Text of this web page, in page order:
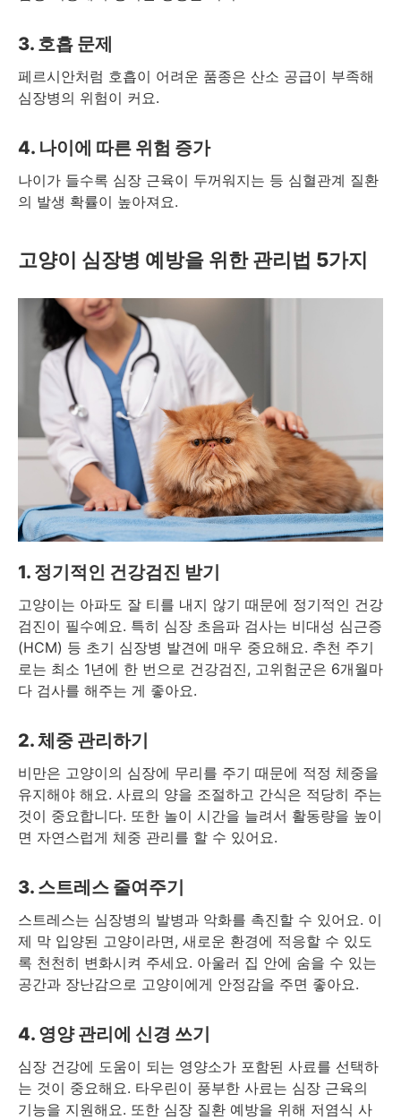
3. 호흡 문제
페르시안처럼 호흡이 어려운 품종은 산소 공급이 부족해
심장병의 위험이 커요.
4. 나이에 따른 위험 증가
나이가 들수록 심장 근육이 두꺼워지는 등 심혈관계 질환
의 발생 확률이 높아져요.
고양이 심장병 예방을 위한 관리법 5가지
1. 정기적인 건강검진 받기
고양이는 아파도 잘 티를 내지 않기 때문에 정기적인 건강
검진이 필수예요. 특히 심장 초음파 검사는 비대성 심근증
(HCM) 등 초기 심장병 발견에 매우 중요해요. 추천 주기
로는 최소 1년에 한 번으로 건강검진, 고위험군은 6개월마
다 검사를 해주는 게 좋아요.
2. 체중 관리하기
비만은 고양이의 심장에 무리를 주기 때문에 적정 체중을
유지해야 해요. 사료의 양을 조절하고 간식은 적당히 주는
것이 중요합니다. 또한 놀이 시간을 늘려서 활동량을 높이
면 자연스럽게 체중 관리를 할 수 있어요.
3. 스트레스 줄여주기
스트레스는 심장병의 발병과 악화를 촉진할 수 있어요. 이
제 막 입양된 고양이라면, 새로운 환경에 적응할 수 있도
록 천천히 변화시켜 주세요. 아울러 집 안에 숨을 수 있는
공간과 장난감으로 고양이에게 안정감을 주면 좋아요.
4. 영양 관리에 신경 쓰기
심장 건강에 도움이 되는 영양소가 포함된 사료를 선택하
는 것이 중요해요. 타우린이 풍부한 사료는 심장 근육의
기능을 지원해요. 또한 심장 질환 예방을 위해 저염식 사